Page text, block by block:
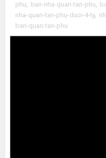
phu, ban-nha-quan-tan-phu,
nha-quan-tan-phu-duoi-4-ty,
ban-quan-tan-phu